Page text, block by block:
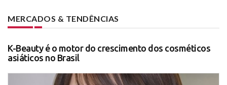
MERCADOS & TENDÊNCIAS
K-Beauty é o motor do crescimento dos cosméticos
asiáticos no Brasil